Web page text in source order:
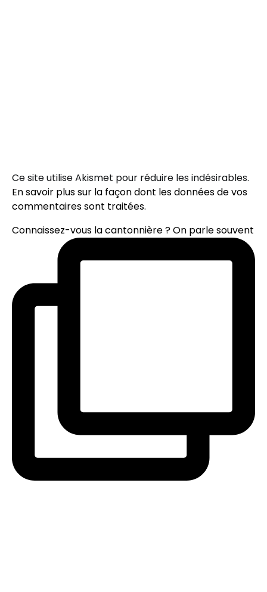
Ce site utilise Akismet pour réduire les indésirables.
En savoir plus sur la façon dont les données de vos
commentaires sont traitées.
Connaissez-vous la cantonnière ? On parle souvent